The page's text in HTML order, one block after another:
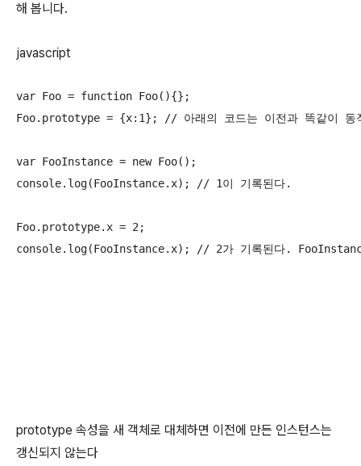
해 봅니다.
javascript
var Foo = function Foo(){};
Foo.prototype = {x:1}; // 아래의 코드는 이전과 똑같이 동
var FooInstance = new Foo();
console.log(FooInstance.x); // 1이 기록된다.
Foo.prototype.x = 2;
console.log(FooInstance.x); // 2가 기록된다.
prototype 속성을 새 객체로 대체하면 이전에 만든 인스턴스는
갱신되지 않는다